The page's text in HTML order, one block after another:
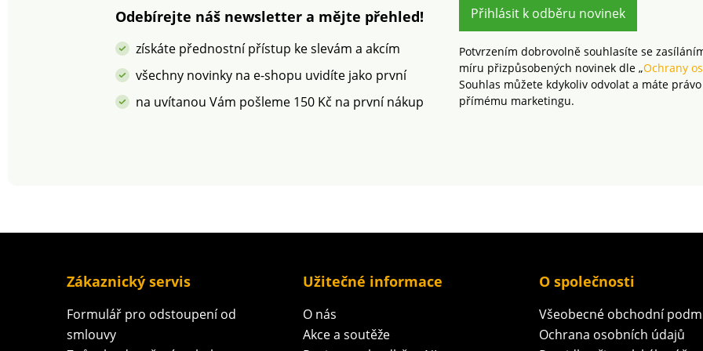
podle Oeko-Tex (n° CQ
známka označuje textilní
výrobky, které byly
podrobeny laboratorním
testům na široké
spektrum škodlivých
známka označuje textilní
výrobky, které byly
podrobeny laboratorním
testům na široké
spektrum škodlivých
látek a výrobek je
bezpečný nad rámec
podle
Odebírejte náš newsletter a mějte přehled!
získáte přednostní přístup ke slevám a akcím
všechny novinky na e-shopu uvidíte jako první
na uvítanou Vám pošleme 150 Kč na první nákup
Přihlásit k odběru novinek
Potvrzením dobrovolně souhlasíte se
míru přizpůsobených novinek dle „Ochrany
Souhlas můžete kdykoliv odvolat a máte
přímému marketingu.
Zákaznický servis
Formulář pro odstoupení od
smlouvy
Užitečné informace
O nás
Akce a soutěže
O společnosti
Všeobecné obchodní
Ochrana osobních údajů